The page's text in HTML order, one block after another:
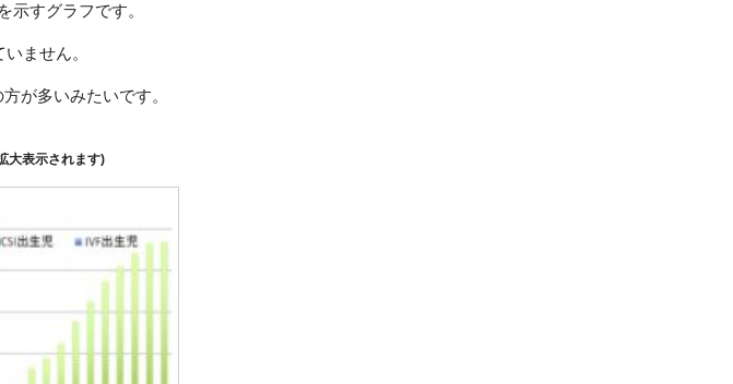
示すグラフです。
ません。
が多いみたいです。
大表示されます)